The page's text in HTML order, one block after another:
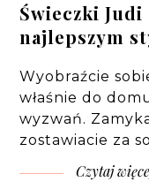
Świeczki
najlepszym
Wyobraźcie
właśnie do
wyzwań.
zostawiacie za
Czytaj